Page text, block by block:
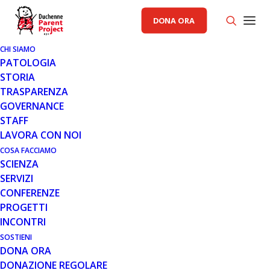
DONA ORA
CHI SIAMO
PATOLOGIA
STORIA
TRASPARENZA
GOVERNANCE
STAFF
LAVORA CON NOI
COSA FACCIAMO
SCIENZA
SERVIZI
CONFERENZE
PROGETTI
INCONTRI
SOSTIENI
DONA ORA
DONAZIONE REGOLARE
COMUNICATI STAMPA PP
16 NOV 2012
COMUNICATO 16.11.12
Il Natale di Parent Project